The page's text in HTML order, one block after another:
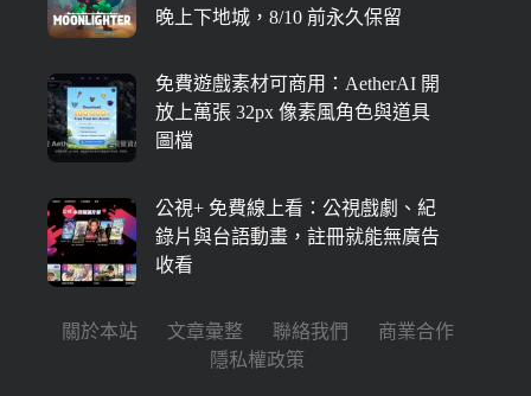
晚上下地城，8/10 前永久保留
免費遊戲素材可商用：AetherAI 開
放上萬張 32px 像素風角色與道具
圖檔
公視+ 免費線上看：公視戲劇、紀
錄片與台語動畫，註冊就能無廣告
收看
關於本站 文章彙整 聯絡我們
商業合作
隱私權政策